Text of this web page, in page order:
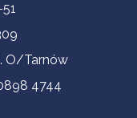
O/Tarnów
4744